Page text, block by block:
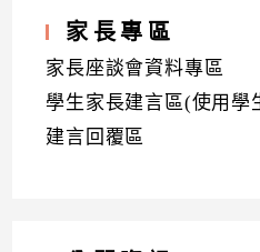
家長專區
家長座談會資料專區
學生家長建言區(使用學
建言回覆區